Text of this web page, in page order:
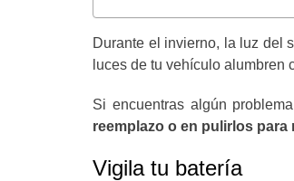
Durante el invierno, la luz del
luces de tu vehículo alumbren
Si encuentras algún
reemplazo o en pulirlos
Vigila tu batería